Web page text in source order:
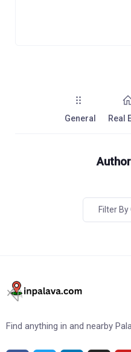
General Real
Filter
Find anything in and nearby